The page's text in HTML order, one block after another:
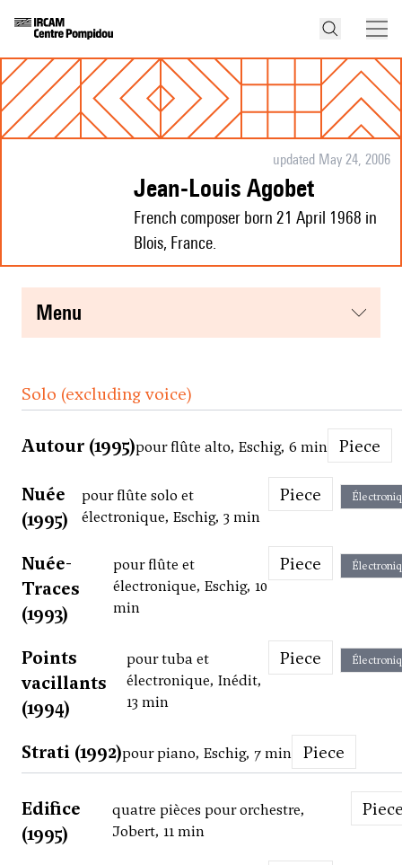
updated May 24, 2006
Jean-Louis Agobet
French composer born 21 April 1968 in
Blois, France.
menu
Solo (excluding voice)
Autour (1995)pour flûte alto, Eschig, 6 min Piece
Nuée
(1995)
pour flûte solo et
électronique, Eschig, 3 min
Piece
Nuée-
Traces
(1993)
pour flûte et
électronique, Eschig, 10
min
Piece
Points
vacillants
(1994)
pour tuba et
électronique, Inédit,
13 min
Piece
Strati (1992)pour piano, Eschig, 7 min Piece
Edifice
(1995)
quatre pièces pour orchestre,
Jobert, 11 min